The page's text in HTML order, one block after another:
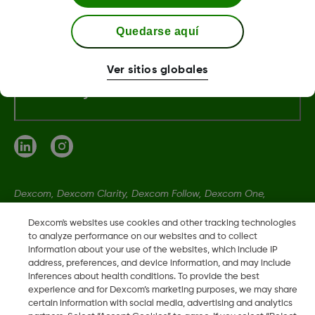
Sobre Dexcom
Dexcom, Dexcom Clarity, Dexcom Follow, Dexcom One,
registradas en EE. UU. y, posiblemente, en otros países.
LBL-1005616 Rev001
Dexcom's websites use cookies and other tracking technologies
to analyze performance on our websites and to collect
information about your use of the websites, which include IP
address, preferences, and device information, and may include
inferences about health conditions. To provide the best
experience and for Dexcom’s marketing purposes, we may share
certain information with social media, advertising and analytics
Quedarse aquí
Ver sitios globales